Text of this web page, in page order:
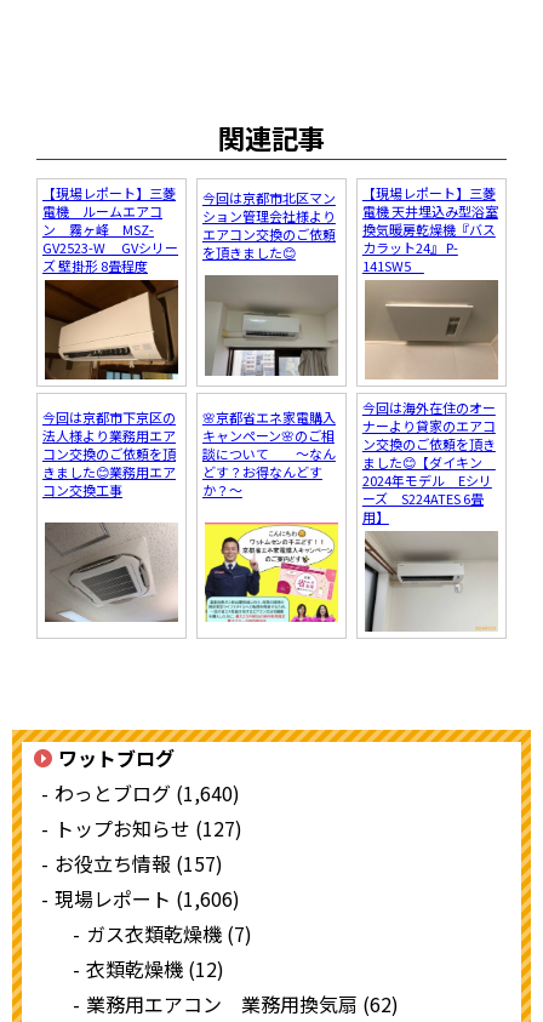
関連記事
【現場レポート】三菱
電機 ルームエアコ
ン 霧ヶ峰 MSZ-
GV2523-W GVシリー
ズ 壁掛形 8畳程度
今回は京都市北区マン
ション管理会社様より
エアコン交換のご依頼
を頂きました😊
【現場レポート】三菱
電機 天井埋込み型浴室
換気暖房乾燥機『バス
カラット24』 P-
141SW5
今回は京都市下京区の
法人様より業務用エア
コン交換のご依頼を頂
きました😊業務用エア
コン交換工事
🌸京都省エネ家電購入
キャンペーン🌸のご相
談について ～なん
どす？お得なんどす
か？～
今回は海外在住のオー
ナーより貸家のエアコ
ン交換のご依頼を頂き
ました😊【ダイキン
2024年モデル Eシリ
ーズ S224ATES 6畳
用】
ワットブログ
わっとブログ (1,640)
トップお知らせ (127)
お役立ち情報 (157)
現場レポート (1,606)
ガス衣類乾燥機 (7)
衣類乾燥機 (12)
業務用エアコン 業務用換気扇 (62)